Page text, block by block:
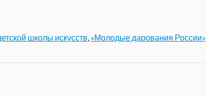
школы искусств «Молодые дарования России»